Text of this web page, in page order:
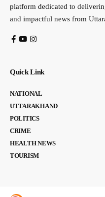
platform dedicated to
and impactful news from
Quick Link
NATIONAL
UTTARAKHAND
POLITICS
CRIME
HEALTH NEWS
TOURISM